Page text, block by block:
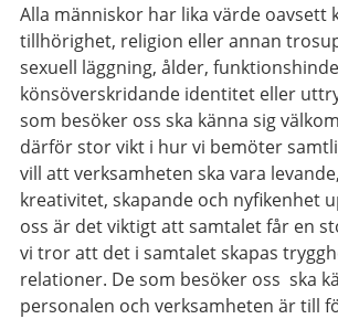
Alla människor har lika värde oavsett
tillhörighet, religion eller annan
sexuell läggning, ålder,
könsöverskridande identitet eller
som besöker oss ska känna sig
därför stor vikt i hur vi bemöter
vill att verksamheten ska vara
kreativitet, skapande och nyfikenhet
oss är det viktigt att samtalet får en
vi tror att det i samtalet skapas
relationer. De som besöker oss ska
personalen och verksamheten är till